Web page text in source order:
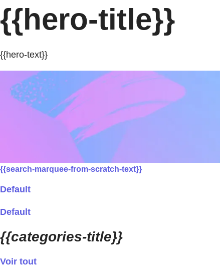
{{hero-title}}
{{hero-text}}
{{search-marquee-from-scratch-text}}
Default
Default
{{categories-title}}
Voir tout